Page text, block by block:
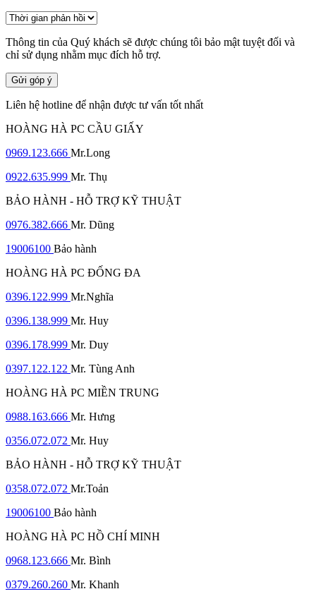
Thông tin của Quý khách sẽ được chúng tôi bảo mật tuyệt đối và
chỉ sử dụng nhằm mục đích hỗ trợ.
Gửi góp ý
Liên hệ hotline để nhận được tư vấn tốt nhất
HOÀNG HÀ PC CẦU GIẤY
0969.123.666 Mr.Long
0922.635.999 Mr. Thụ
BẢO HÀNH - HỖ TRỢ KỸ THUẬT
0976.382.666 Mr. Dũng
19006100 Bảo hành
HOÀNG HÀ PC ĐỐNG ĐA
0396.122.999 Mr.Nghĩa
0396.138.999 Mr. Huy
0396.178.999 Mr. Duy
0397.122.122 Mr. Tùng Anh
HOÀNG HÀ PC MIỀN TRUNG
0988.163.666 Mr. Hưng
0356.072.072 Mr. Huy
BẢO HÀNH - HỖ TRỢ KỸ THUẬT
0358.072.072 Mr.Toản
19006100 Bảo hành
HOÀNG HÀ PC HỒ CHÍ MINH
0968.123.666 Mr. Bình
0379.260.260 Mr. Khanh